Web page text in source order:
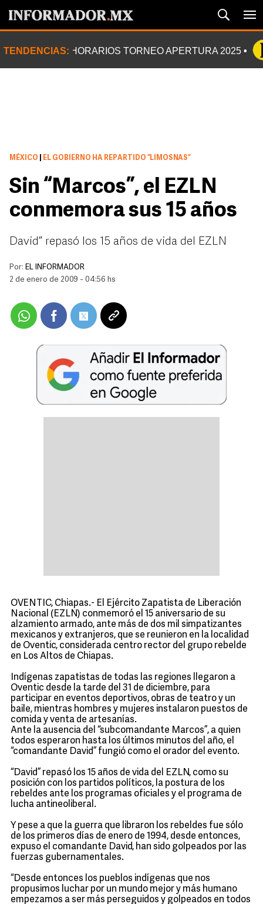
TENDENCIAS: HORARIOS TORNEO APERTURA 2025
MÉXICO EL GOBIERNO HA REPARTIDO “LIMOSNAS”
Sin “Marcos”, el EZLN
conmemora sus 15 años
David” repasó los 15 años de vida del EZLN
Por: EL INFORMADOR
2 de enero de 2009 - 04:56 hs
OVENTIC, Chiapas.- El Ejército Zapatista de Liberación
Nacional (EZLN) conmemoró el 15 aniversario de su
alzamiento armado, ante más de dos mil simpatizantes
mexicanos y extranjeros, que se reunieron en la localidad
de Oventic, considerada centro rector del grupo rebelde
en Los Altos de Chiapas.
Indígenas zapatistas de todas las regiones llegaron a
Oventic desde la tarde del 31 de diciembre, para
participar en eventos deportivos, obras de teatro y un
baile, mientras hombres y mujeres instalaron puestos de
comida y venta de artesanías.
Ante la ausencia del “subcomandante Marcos”, a quien
todos esperaron hasta los últimos minutos del año, el
“comandante David” fungió como el orador del evento.
“David” repasó los 15 años de vida del EZLN, como su
posición con los partidos políticos, la postura de los
rebeldes ante los programas oficiales y el programa de
lucha antineoliberal.
Y pese a que la guerra que libraron los rebeldes fue sólo
de los primeros días de enero de 1994, desde entonces,
expuso el comandante David, han sido golpeados por las
fuerzas gubernamentales.
“Desde entonces los pueblos indígenas que nos
propusimos luchar por un mundo mejor y más humano
empezamos a ser más perseguidos y golpeados en todos